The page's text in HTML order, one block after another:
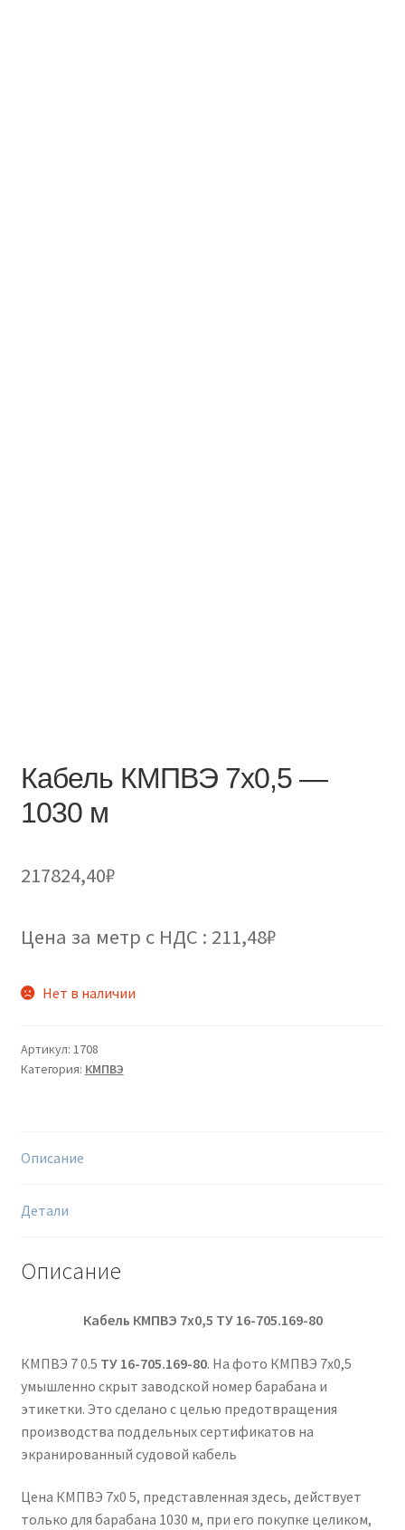
Кабель КМПВЭ 7х0,5 —
1030 м
217824,40₽
Цена за метр с НДС : 211,48₽
Нет в наличии
Артикул: 1708
Категория: КМПВЭ
Описание
Детали
Описание
Кабель КМПВЭ 7х0,5 ТУ 16-705.169-80
КМПВЭ 7 0.5 ТУ 16-705.169-80. На фото КМПВЭ 7х0,5
умышленно скрыт заводской номер барабана и
этикетки. Это сделано с целью предотвращения
производства поддельных сертификатов на
экранированный судовой кабель
Цена КМПВЭ 7х0 5, представленная здесь, действует
только для барабана 1030 м, при его покупке целиком,